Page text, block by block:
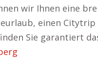
wir Ihnen eine
einen
Sie garantiert